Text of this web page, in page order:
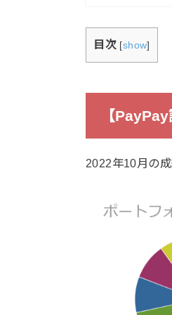
目次 [show]
【
2022年10月の成